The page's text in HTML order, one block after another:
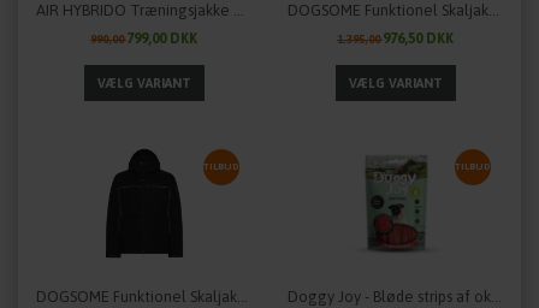
AIR HYBRIDO Træningsjakke V.1 fra HUNDLANDS
990,00799,00 DKK
DOGSOME Funktionel Skaljakke til damer
1.395,00976,50 DKK
TILBUD
DOGSOME Funktionel Skaljakke til mænd
TILBUD
Doggy Joy - Bløde strips af oksekød